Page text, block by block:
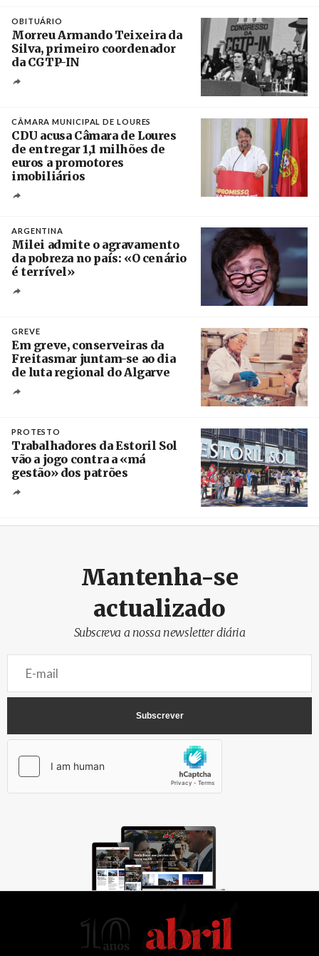
OBITUÁRIO
Morreu Armando Teixeira da
Silva, primeiro coordenador
da CGTP-IN
CÂMARA MUNICIPAL DE LOURES
CDU acusa Câmara de Loures
de entregar 1,1 milhões de
euros a promotores
imobiliários
ARGENTINA
Milei admite o agravamento
da pobreza no país: «O cenário
é terrível»
GREVE
Em greve, conserveiras da
Freitasmar juntam-se ao dia
de luta regional do Algarve
PROTESTO
Trabalhadores da Estoril Sol
vão a jogo contra a «má
gestão» dos patrões
Mantenha-se
actualizado
Subscreva a nossa newsletter diária